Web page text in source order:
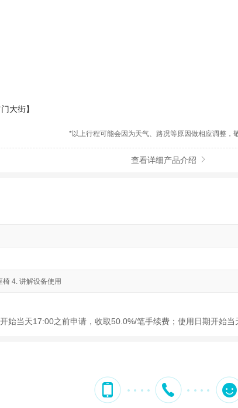
大街】
*以上行程可能会因为天气、路况等原因做相应调整，
查看详细产品介绍 
4. 讲解设备使用
始当天17:00之前申请，收取50.0%/笔手续费；使用日期开始